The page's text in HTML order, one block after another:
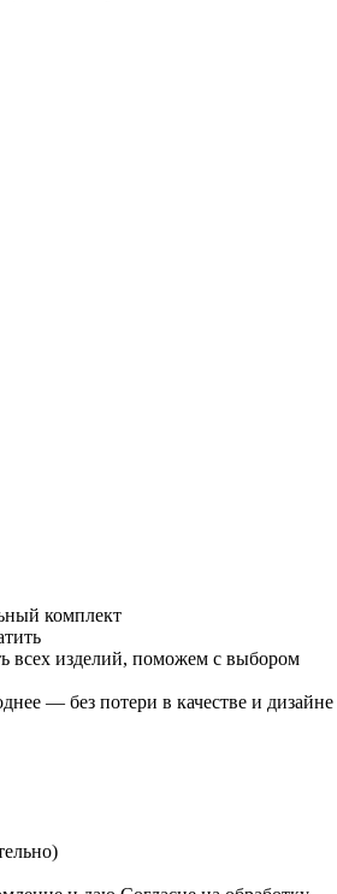
комплект
всех изделий, поможем с выбором
— без потери в качестве и дизайне